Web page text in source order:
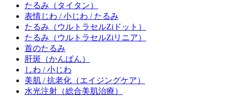
たるみ （タイタン）
表情じわ / 小じわ / たるみ
たるみ （ウルトラセルZiドット）
たるみ （ウルトラセルZiリニア）
首のたるみ
肝斑 （かんぱん）
しわ / 小じわ
美肌 / 抗老化 （エイジングケア）
水光注射 （総合美肌治療）